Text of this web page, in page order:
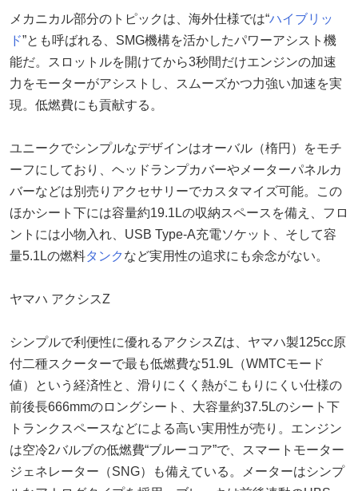
メカニカル部分のトピックは、海外仕様では“ハイブリッ
ド”とも呼ばれる、SMG機構を活かしたパワーアシスト機
能だ。スロットルを開けてから3秒間だけエンジンの加速
力をモーターがアシストし、スムーズかつ力強い加速を実
現。低燃費にも貢献する。
ユニークでシンプルなデザインはオーバル（楕円）をモチ
ーフにしており、ヘッドランプカバーやメーターパネルカ
バーなどは別売りアクセサリーでカスタマイズ可能。この
ほかシート下には容量約19.1Lの収納スペースを備え、フロ
ントには小物入れ、USB Type-A充電ソケット、そして容
量5.1Lの燃料タンク など実用性の追求にも余念がない。
ヤマハ アクシスZ
シンプルで利便性に優れるアクシスZは、ヤマハ製125cc原
付二種スクーターで最も低燃費な51.9L（WMTCモード
値）という経済性と、滑りにくく熱がこもりにくい仕様の
前後長666mmのロングシート、大容量約37.5Lのシート下
トランクスペースなどによる高い実用性が売り。エンジン
は空冷2バルブの低燃費“ブルーコア”で、スマートモーター
ジェネレーター（SNG）も備えている。メーターはシンプ